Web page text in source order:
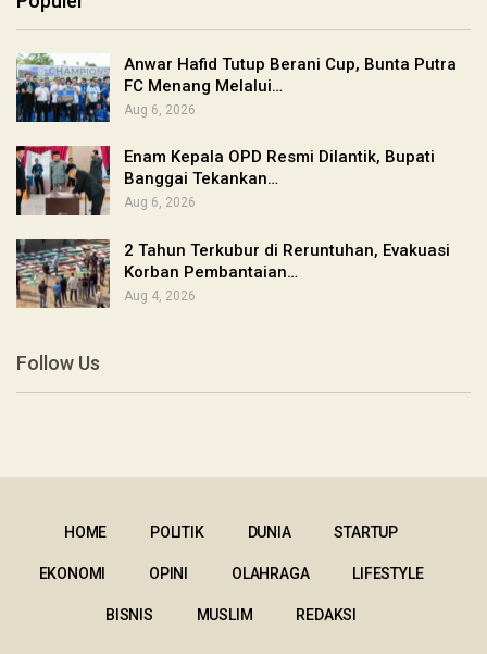
Anwar Hafid Tutup Berani Cup, Bunta Putra
FC Menang Melalui…
Aug 6, 2026
Enam Kepala OPD Resmi Dilantik, Bupati
Banggai Tekankan…
Aug 6, 2026
2 Tahun Terkubur di Reruntuhan, Evakuasi
Korban Pembantaian…
Aug 4, 2026
Follow Us
HOME POLITIK DUNIA STARTUP
EKONOMI OPINI OLAHRAGA LIFESTYLE
BISNIS MUSLIM REDAKSI